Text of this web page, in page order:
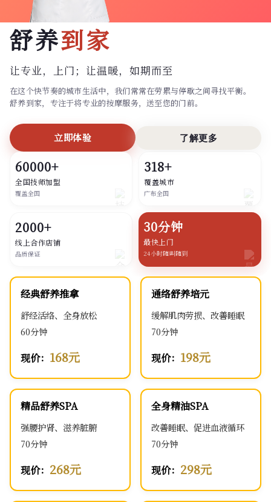
代理入驻
预约技师
舒养到家
让专业，上门； 让温暖，如期而至
在这个快节奏的城市生活中，我们常常在劳累与停歇之间寻找平衡。
舒养到家，专注于将专业的按摩服务，送至您的门前。
立即体验 了解更多
60000+
全国技师加盟
覆盖全国
318+
覆盖城市
广布全国
2000+
线上合作店铺
品质保证
30分钟
最快上门
24小时随叫随到
经典舒养推拿
舒经活络、全身放松
60分钟
现价： 168元
通络舒养培元
缓解肌肉劳损、改善睡眠
70分钟
现价： 198元
精品舒养SPA
强腰护肾、滋养脏腑
70分钟
现价： 268元
全身精油SPA
改善睡眠、促进血液循环
70分钟
现价： 298元